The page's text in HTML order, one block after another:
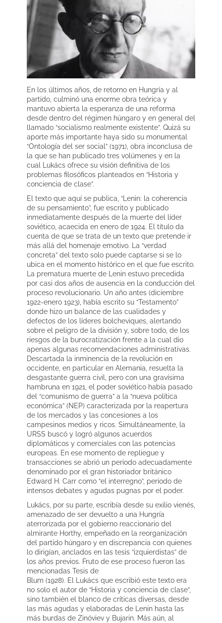
En los últimos años, de retorno en Hungría y al
partido, culminó una enorme obra teórica y
mantuvo abierta la esperanza de una reforma
desde dentro del régimen húngaro y en general del
llamado “socialismo realmente existente”. Quizá su
aporte más importante haya sido su monumental
“Ontología del ser social” (1971), obra inconclusa de
la que se han publicado tres volúmenes y en la
cual Lukács ofrece su visión definitiva de los
problemas filosóficos planteados en “Historia y
conciencia de clase”.
El texto que aquí se publica, “Lenin: la coherencia
de su pensamiento”, fue escrito y publicado
inmediatamente después de la muerte del líder
soviético, acaecida en enero de 1924. El título da
cuenta de que se trata de un texto que pretende ir
más allá del homenaje emotivo. La “verdad
concreta” del texto solo puede captarse si se lo
ubica en el momento histórico en el que fue escrito.
La prematura muerte de Lenin estuvo precedida
por casi dos años de ausencia en la conducción del
proceso revolucionario. Un año antes (diciembre
1922-enero 1923), había escrito su “Testamento”
donde hizo un balance de las cualidades y
defectos de los líderes bolcheviques, alertando
sobre el peligro de la división y, sobre todo, de los
riesgos de la burocratización frente a la cual dio
apenas algunas recomendaciones administrativas.
Descartada la inminencia de la revolución en
occidente, en particular en Alemania, resuelta la
desgastante guerra civil, pero con una gravísima
hambruna en 1921, el poder soviético había pasado
del “comunismo de guerra” a la “nueva política
económica” (NEP) caracterizada por la reapertura
de los mercados y las concesiones a los
campesinos medios y ricos. Simultáneamente, la
URSS buscó y logró algunos acuerdos
diplomáticos y comerciales con las potencias
europeas. En ese momento de repliegue y
transacciones se abrió un período adecuadamente
denominado por el gran historiador británico
Edward H. Carr como “el interregno”, período de
intensos debates y agudas pugnas por el poder.
Lukács, por su parte, escribía desde su exilio vienés,
amenazado de ser devuelto a una Hungría
aterrorizada por el gobierno reaccionario del
almirante Horthy, empeñado en la reorganización
del partido húngaro y en discrepancia con quienes
lo dirigían, anclados en las tesis “izquierdistas” de
los años previos. Fruto de ese proceso fueron las
mencionadas Tesis de
Blum (1928). El Lukács que escribió este texto era
no solo el autor de “Historia y conciencia de clase”,
sino también el blanco de críticas diversas, desde
las más agudas y elaboradas de Lenin hasta las
más burdas de Zinóviev y Bujarin. Más aún, al